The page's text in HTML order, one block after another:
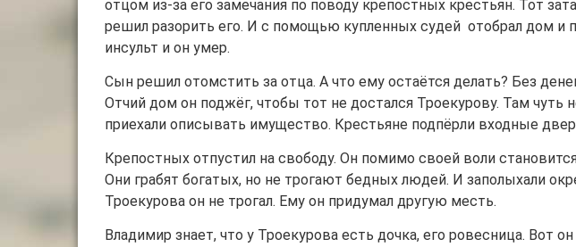
отцом из-за его замечания по поводу крепостных крестьян. Тот
решил разорить его. И с помощью купленных судей отобрал дом и
инсульт и он умер.
Сын решил отомстить за отца. А что ему остаётся делать? Без
Отчий дом он поджёг, чтобы тот не достался Троекурову. Там чуть
приехали описывать имущество. Крестьяне подпёрли входные
Крепостных отпустил на свободу. Он помимо своей воли
Они грабят богатых, но не трогают бедных людей. И заполыхали
Троекурова он не трогал. Ему он придумал другую месть.
Владимир знает, что у Троекурова есть дочка, его ровесница. Вот